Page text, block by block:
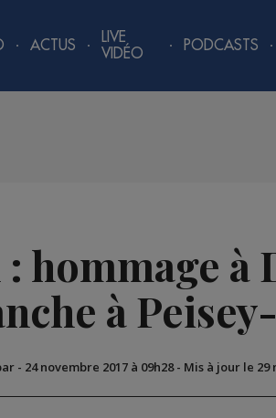
ACTUS
LIVE
VIDÉO
PODCASTS
hommage à
à
- 24 novembre 2017 à 09h28- Mis à jour le 29